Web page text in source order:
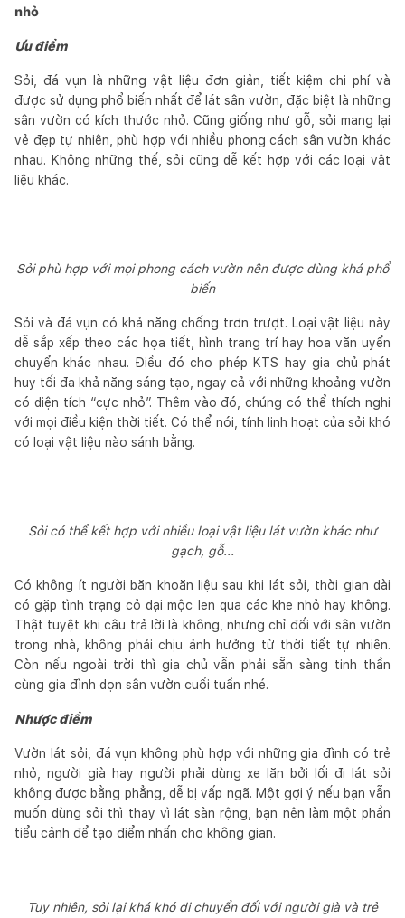
nhỏ
Ưu điểm
Sỏi, đá vụn là những vật liệu đơn giản, tiết kiệm chi phí và
được sử dụng phổ biến nhất để lát sân vườn, đặc biệt là những
sân vườn có kích thước nhỏ. Cũng giống như gỗ, sỏi mang lại
vẻ đẹp tự nhiên, phù hợp với nhiều phong cách sân vườn khác
nhau. Không những thế, sỏi cũng dễ kết hợp với các loại vật
liệu khác.
Sỏi phù hợp với mọi phong cách vườn nên được dùng khá phổ
biến
Sỏi và đá vụn có khả năng chống trơn trượt. Loại vật liệu này
dễ sắp xếp theo các họa tiết, hình trang trí hay hoa văn uyển
chuyển khác nhau. Điều đó cho phép KTS hay gia chủ phát
huy tối đa khả năng sáng tạo, ngay cả với những khoảng vườn
có diện tích “cực nhỏ”. Thêm vào đó, chúng có thể thích nghi
với mọi điều kiện thời tiết. Có thể nói, tính linh hoạt của sỏi khó
có loại vật liệu nào sánh bằng.
Sỏi có thể kết hợp với nhiều loại vật liệu lát vườn khác như
gạch, gỗ...
Có không ít người băn khoăn liệu sau khi lát sỏi, thời gian dài
có gặp tình trạng cỏ dại mộc len qua các khe nhỏ hay không.
Thật tuyệt khi câu trả lời là không, nhưng chỉ đối với sân vườn
trong nhà, không phải chịu ảnh hưởng từ thời tiết tự nhiên.
Còn nếu ngoài trời thì gia chủ vẫn phải sẵn sàng tinh thần
cùng gia đình dọn sân vườn cuối tuần nhé.
Nhược điểm
Vườn lát sỏi, đá vụn không phù hợp với những gia đình có trẻ
nhỏ, người già hay người phải dùng xe lăn bởi lối đi lát sỏi
không được bằng phẳng, dễ bị vấp ngã. Một gợi ý nếu bạn vẫn
muốn dùng sỏi thì thay vì lát sàn rộng, bạn nên làm một phần
tiểu cảnh để tạo điểm nhấn cho không gian.
Tuy nhiên, sỏi lại khá khó di chuyển đối với người già và trẻ